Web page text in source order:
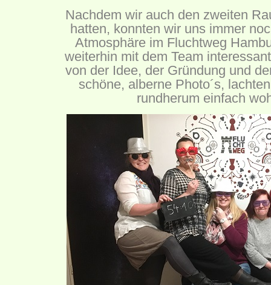
Nachdem wir auch den zweiten
hatten, konnten wir uns immer
Atmosphäre im Fluchtweg
weiterhin mit dem Team
von der Idee, der Gründung und
schöne, alberne Photo´s,
rundherum einfach